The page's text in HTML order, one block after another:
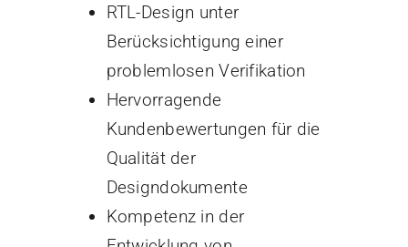
RTL-Design unter
Berücksichtigung einer
problemlosen Verifikation
Hervorragende
Kundenbewertungen für die
Qualität der
Designdokumente
Kompetenz in der